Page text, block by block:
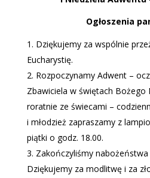
Ogłoszenia
Dziękujemy za wspólnie
Eucharystię.
Rozpoczynamy Adwent –
Zbawiciela w świętach Bożego
roratnie ze świecami –
i młodzież zapraszamy z
piątki o godz. 18.00.
Zakończyliśmy
Dziękujemy za modlitwę i za